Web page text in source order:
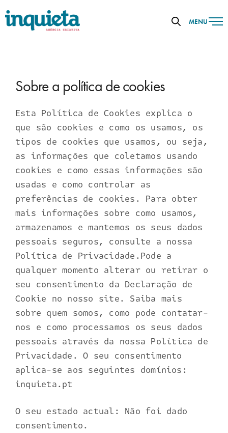
MENU
Sobre a política de cookies
Esta Política de Cookies explica o
que são cookies e como os usamos, os
tipos de cookies que usamos, ou seja,
as informações que coletamos usando
cookies e como essas informações são
usadas e como controlar as
preferências de cookies. Para obter
mais informações sobre como usamos,
armazenamos e mantemos os seus dados
pessoais seguros, consulte a nossa
Política de Privacidade.Pode a
qualquer momento alterar ou retirar o
seu consentimento da Declaração de
Cookie no nosso site. Saiba mais
sobre quem somos, como pode contatar-
nos e como processamos os seus dados
pessoais através da nossa Política de
Privacidade. O seu consentimento
aplica-se aos seguintes domínios:
inquieta.pt
O seu estado actual: Não foi dado
consentimento.